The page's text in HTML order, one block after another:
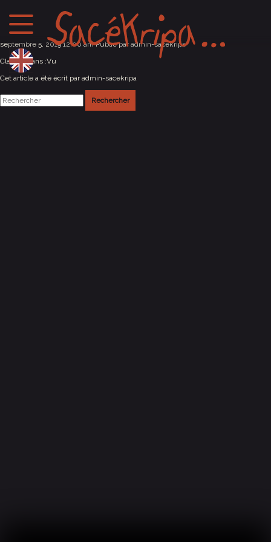
Lärz / Allemagne
septembre 5, 2019 12:00 am Publié par admin-sacekripa
Classés dans :Vu
Cet article a été écrit par admin-sacekripa
Rechercher